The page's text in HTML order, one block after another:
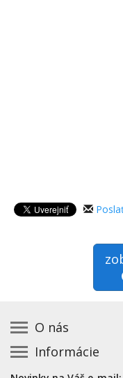
O nás
Kontakt na
Informácie
Základná